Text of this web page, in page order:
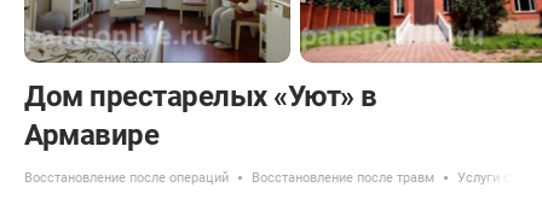
Дом престарелых «Уют» в
Армавире
Восстановление после операций Восстановление после травм Услуги